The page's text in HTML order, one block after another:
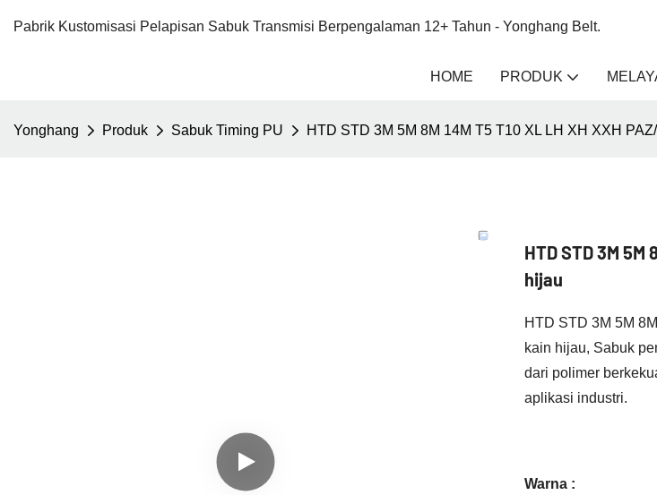
Pabrik Kustomisasi Pelapisan Sabuk Transmisi Berpengalaman 12+ Tahun - Yonghang Belt.
HOME PRODUK
Yonghang Produk Sabuk Timing PU HTD STD 3M 5M 8M 14M T5 T10 XL LH XH XXH
HTD STD 3M
hijau
HTD STD 3M 5M
kain hijau, Sabuk
dari polimer
aplikasi industri.
Warna :